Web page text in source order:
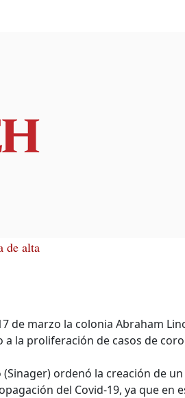
de alta
de marzo la colonia Abraham
la proliferación de casos de
(Sinager) ordenó la creación de un
del Covid-19, ya que en